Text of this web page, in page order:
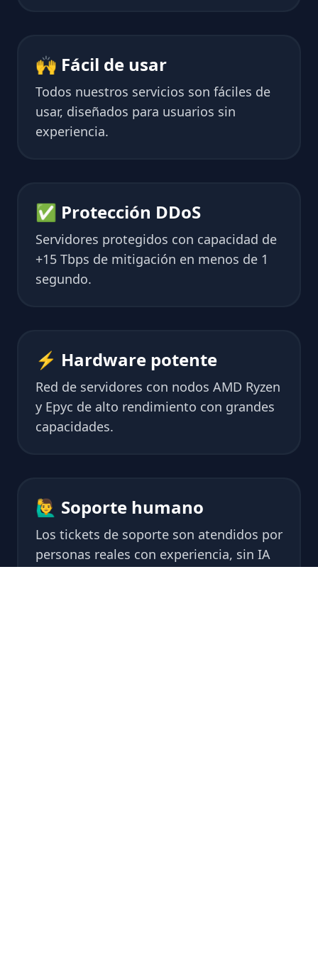
🙌 Fácil de usar
Todos nuestros servicios son fáciles de
usar, diseñados para usuarios sin
experiencia.
✅ Protección DDoS
Servidores protegidos con capacidad de
+15 Tbps de mitigación en menos de 1
segundo.
⚡ Hardware potente
Red de servidores con nodos AMD Ryzen
y Epyc de alto rendimiento con grandes
capacidades.
🙋‍♂️ Soporte humano
Los tickets de soporte son atendidos por
personas reales con experiencia, sin IA